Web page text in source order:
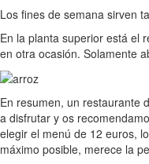
Los fines de semana sirven
En la planta superior está el
en otra ocasión. Solamente
En resumen, un restaurante
a disfrutar y os
elegir el menú de 12 euros,
máximo posible, merece la